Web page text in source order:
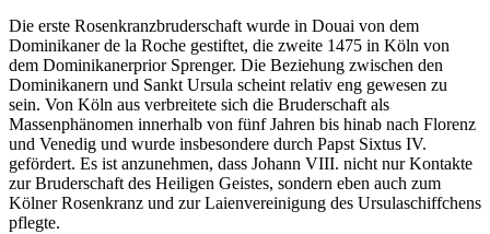
Die erste Rosenkranzbruderschaft wurde in Douai von dem
Dominikaner de la Roche gestiftet, die zweite 1475 in Köln von
dem Dominikanerprior Sprenger. Die Beziehung zwischen den
Dominikanern und Sankt Ursula scheint relativ eng gewesen zu
sein. Von Köln aus verbreitete sich die Bruderschaft als
Massenphänomen innerhalb von fünf Jahren bis hinab nach Florenz
und Venedig und wurde insbesondere durch Papst Sixtus IV.
gefördert. Es ist anzunehmen, dass Johann VIII. nicht nur Kontakte
zur Bruderschaft des Heiligen Geistes, sondern eben auch zum
Kölner Rosenkranz und zur Laienvereinigung des Ursulaschiffchens
pflegte.